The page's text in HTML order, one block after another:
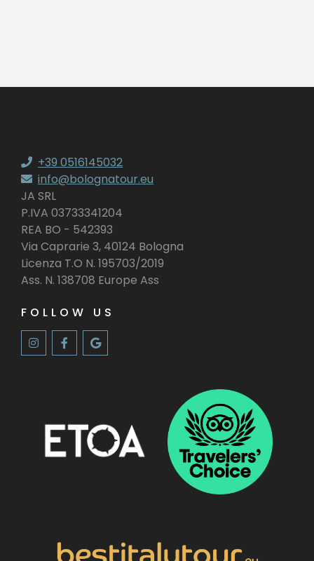
+39 0516145032
info@bolognatour.eu
JA SRL
P.IVA 03733341204
REA BO - 542393
Via Caprarie 3, 40124 Bologna
Licenza T.O N. 195703/2019
Ass. N. 138708 Europe Ass
FOLLOW US